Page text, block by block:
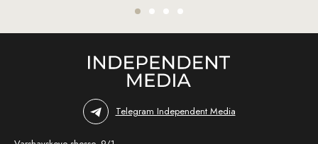
Telegram Independent Media